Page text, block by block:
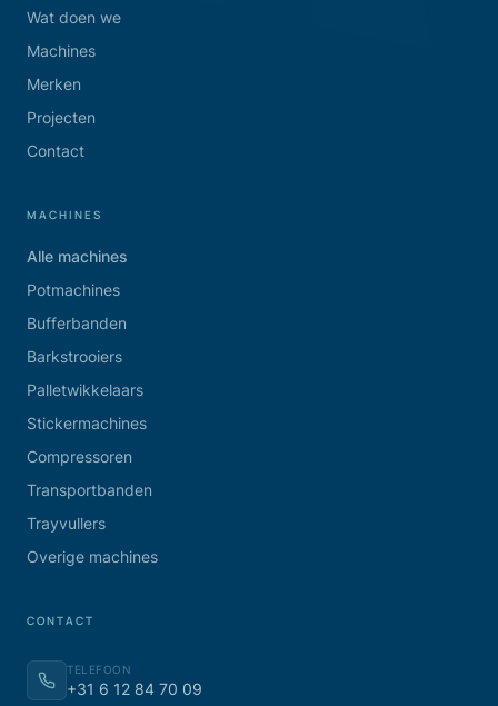
Wat doen we
Machines
Merken
Projecten
Contact
MACHINES
Alle machines
Potmachines
Bufferbanden
Barkstrooiers
Palletwikkelaars
Stickermachines
Compressoren
Transportbanden
Trayvullers
Overige machines
CONTACT
TELEFOON
+31 6 12 84 70 09